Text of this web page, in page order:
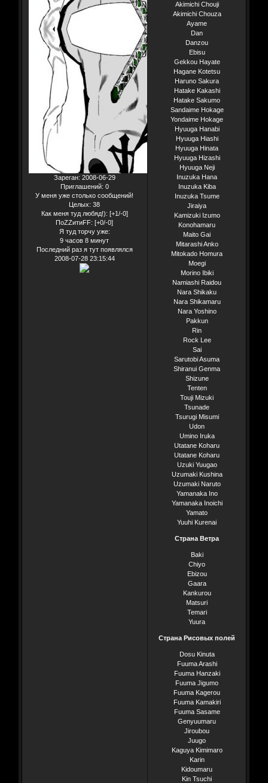
Зареган: 2008-06-29
Приглашений: 0
У меня уже столько сообщений!
Целых: 38
Как меня туд любяд!): [+1/-0]
ПоZZитиFF: [+0/-0]
Я туд торчу уже:
9 часов 8 минут
Последний раз я тут появлялся
2008-07-28 23:15:44
Akimichi Chouji
Akimichi Chouza
Ayame
Dan
Danzou
Ebisu
Gekkou Hayate
Hagane Kotetsu
Haruno Sakura
Hatake Kakashi
Hatake Sakumo
Sandaime Hokage
Yondaime Hokage
Hyuuga Hanabi
Hyuuga Hiashi
Hyuuga Hinata
Hyuuga Hizashi
Hyuuga Neji
Inuzuka Hana
Inuzuka Kiba
Inuzuka Tsume
Jiraiya
Kamizuki Izumo
Konohamaru
Maito Gai
Mitarashi Anko
Mitokado Homura
Moegi
Morino Ibiki
Namiashi Raidou
Nara Shikaku
Nara Shikamaru
Nara Yoshino
Pakkun
Rin
Rock Lee
Sai
Sarutobi Asuma
Shiranui Genma
Shizune
Tenten
Touji Mizuki
Tsunade
Tsurugi Misumi
Udon
Umino Iruka
Utatane Koharu
Utatane Koharu
Uzuki Yuugao
Uzumaki Kushina
Uzumaki Naruto
Yamanaka Ino
Yamanaka Inoichi
Yamato
Yuuhi Kurenai
Страна Ветра
Baki
Chiyo
Ebizou
Gaara
Kankurou
Matsuri
Temari
Yuura
Страна Рисовых полей
Dosu Kinuta
Fuuma Arashi
Fuuma Hanzaki
Fuuma Jigumo
Fuuma Kagerou
Fuuma Kamakiri
Fuuma Sasame
Genyuumaru
Jiroubou
Juugo
Kaguya Kimimaro
Karin
Kidoumaru
Kin Tsuchi